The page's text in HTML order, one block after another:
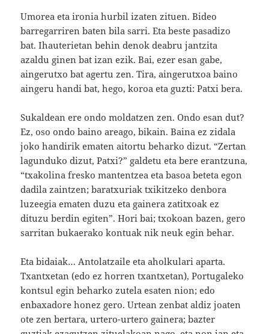
Umorea eta ironia hurbil izaten zituen. Bideo
barregarriren baten bila sarri. Eta beste pasadizo
bat. Ihauterietan behin denok deabru jantzita
azaldu ginen bat izan ezik. Bai, ezer esan gabe,
aingerutxo bat agertu zen. Tira, aingerutxoa baino
aingeru handi bat, hego, koroa eta guzti: Patxi bera.
Sukaldean ere ondo moldatzen zen. Ondo esan dut?
Ez, oso ondo baino areago, bikain. Baina ez zidala
joko handirik ematen aitortu beharko dizut. “Zertan
lagunduko dizut, Patxi?” galdetu eta bere erantzuna,
“txakolina fresko mantentzea eta basoa beteta egon
dadila zaintzen; baratxuriak txikitzeko denbora
luzeegia ematen duzu eta gainera zatitxoak ez
dituzu berdin egiten”. Hori bai; txokoan bazen, gero
sarritan bukaerako kontuak nik neuk egin behar.
Eta bidaiak… Antolatzaile eta aholkulari aparta.
Txantxetan (edo ez horren txantxetan), Portugaleko
kontsul egin beharko zutela esaten nion; edo
enbaxadore honez gero. Urtean zenbat aldiz joaten
ote zen bertara, urtero-urtero gainera; bazter